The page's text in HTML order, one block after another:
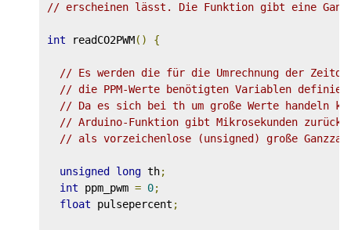
// erscheinen lässt. Die Funktion gibt eine
int readCO2PWM() {
// Es werden die für die Umrechnung der
// die PPM-Werte benötigten Variablen
// Da es sich bei th um große Werte handeln
// Arduino-Funktion gibt Mikrosekunden
// als vorzeichenlose (unsigned) große
unsigned long th;
int ppm_pwm = 0;
float pulsepercent ;